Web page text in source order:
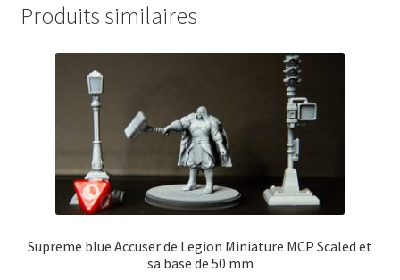
Produits similaires
Supreme blue Accuser de Legion Miniature MCP Scaled et
sa base de 50 mm